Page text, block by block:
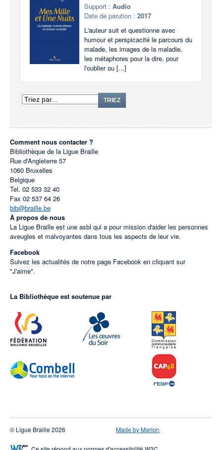
Support : Audio
Date de parution : 2017
L'auteur suit et questionne avec
humour et perspicacité le parcours du
malade, les images de la maladie,
les métaphores pour la dire, pour
l'oublier ou [...]
TRIEZ
Comment nous contacter ?
Bibliothèque de la Ligue Braille
Rue d'Angleterre 57
1060 Bruxelles
Belgique
Tel. 02 533 32 40
Fax 02 537 64 26
bib@braille.be
À propos de nous
La Ligue Braille est une asbl qui a pour mission d'aider les personnes
aveugles et malvoyantes dans tous les aspects de leur vie.
Facebook
Suivez les actualités de notre page Facebook en cliquant sur
"J'aime".
La Bibliothèque est soutenue par
© Ligue Braille 2026 Made by Marlon